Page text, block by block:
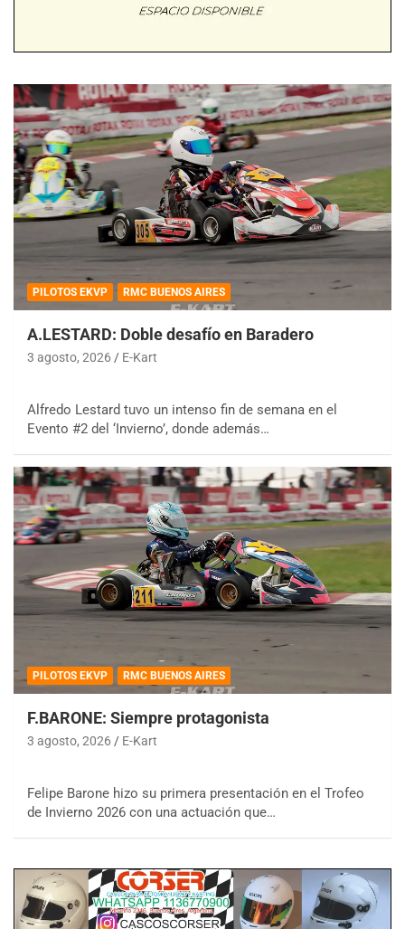
PILOTOS EKVP RMC BUENOS AIRES
A.LESTARD: Doble desafío en Baradero
3 agosto, 2026 E-Kart
Alfredo Lestard tuvo un intenso fin de semana en el
Evento #2 del ‘Invierno’, donde además…
PILOTOS EKVP RMC BUENOS AIRES
F.BARONE: Siempre protagonista
3 agosto, 2026 E-Kart
Felipe Barone hizo su primera presentación en el Trofeo
de Invierno 2026 con una actuación que…